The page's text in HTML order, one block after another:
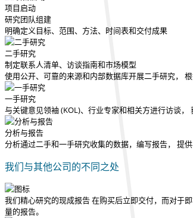
项目启动
研究团队组建
明确定义目标、范围、方法、时间表和交付成果
二手研究
制定联系人清单、访谈指南和市场模型
使用公开、可靠的来源和内部数据库开展二手研究，
一手研究
与关键意见领袖 (KOL)、行业专家和相关方进行访谈
分析与报告
分析通过二手和一手研究收集的数据，编写报告， 提
我们与其他公司的不同之处
我们精心研究的现成报告在购买后立即交付，而对于
量的报告。